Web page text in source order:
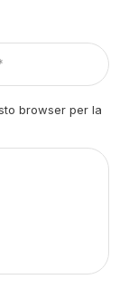
browser per la